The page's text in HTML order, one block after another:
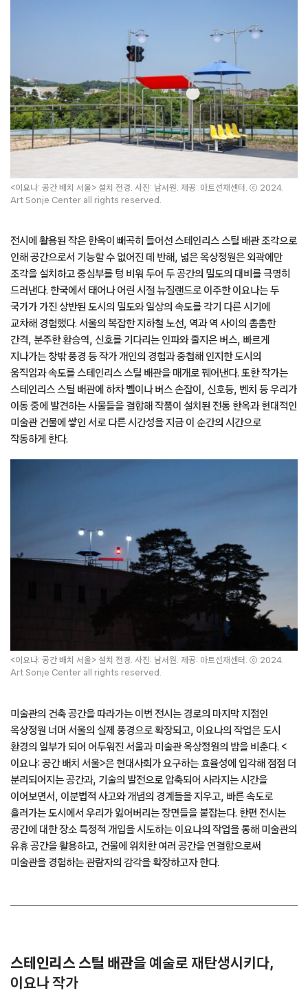
<이요나: 공간 배치 서울> 설치 전경. 사진: 남서원. 제공: 아트선재센터. ⓒ 2024.
Art Sonje Center all rights reserved.
전시에 활용된 작은 한옥이 빼곡히 들어선 스테인리스 스틸 배관 조각으로
인해 공간으로서 기능할 수 없어진 데 반해, 넓은 옥상정원은 외곽에만
조각을 설치하고 중심부를 텅 비워 두어 두 공간의 밀도의 대비를 극명히
드러낸다. 한국에서 태어나 어린 시절 뉴질랜드로 이주한 이요나는 두
국가가 가진 상반된 도시의 밀도와 일상의 속도를 각기 다른 시기에
교차해 경험했다. 서울의 복잡한 지하철 노선, 역과 역 사이의 촘촘한
간격, 분주한 환승역, 신호를 기다리는 인파와 줄지은 버스, 빠르게
지나가는 창밖 풍경 등 작가 개인의 경험과 중첩해 인지한 도시의
움직임과 속도를 스테인리스 스틸 배관을 매개로 꿰어낸다. 또한 작가는
스테인리스 스틸 배관에 하차 벨이나 버스 손잡이, 신호등, 벤치 등 우리가
이동 중에 발견하는 사물들을 결합해 작품이 설치된 전통 한옥과 현대적인
미술관 건물에 쌓인 서로 다른 시간성을 지금 이 순간의 시간으로
작동하게 한다.
<이요나: 공간 배치 서울> 설치 전경. 사진: 남서원. 제공: 아트선재센터. ⓒ 2024.
Art Sonje Center all rights reserved.
미술관의 건축 공간을 따라가는 이번 전시는 경로의 마지막 지점인
옥상정원 너머 서울의 실제 풍경으로 확장되고, 이요나의 작업은 도시
환경의 일부가 되어 어두워진 서울과 미술관 옥상정원의 밤을 비춘다. <
이요나: 공간 배치 서울>은 현대사회가 요구하는 효율성에 입각해 점점 더
분리되어지는 공간과, 기술의 발전으로 압축되어 사라지는 시간을
이어보면서, 이분법적 사고와 개념의 경계들을 지우고, 빠른 속도로
흘러가는 도시에서 우리가 잃어버리는 장면들을 붙잡는다. 한편 전시는
공간에 대한 장소 특정적 개입을 시도하는 이요나의 작업을 통해 미술관의
유휴 공간을 활용하고, 건물에 위치한 여러 공간을 연결함으로써
미술관을 경험하는 관람자의 감각을 확장하고자 한다.
스테인리스 스틸 배관을 예술로 재탄생시키다,
이요나 작가